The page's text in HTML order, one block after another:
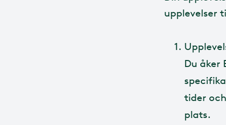
upplevelser
Du åker
tider
plats.